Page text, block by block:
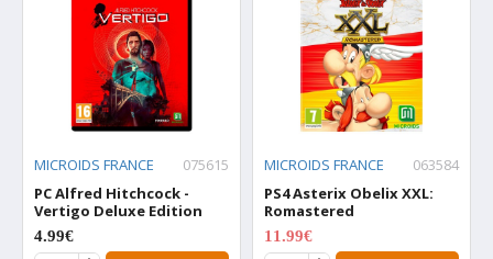
MICROIDS FRANCE
075615
PC Alfred Hitchcock -
Vertigo Deluxe Edition
4.99€
MICROIDS FRANCE
063584
PS4 Asterix Obelix XXL:
Romastered
11.99€